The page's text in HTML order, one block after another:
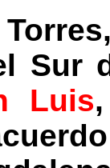
Sur
Luis